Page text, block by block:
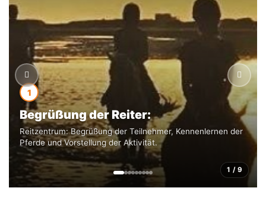
1
Begrüßung der Reiter:
Reitzentrum: Begrüßung der Teilnehmer, Kennenlernen der
Pferde und Vorstellung der Aktivität.
1 / 9